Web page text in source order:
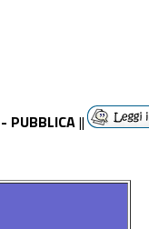
PUBBLICA||